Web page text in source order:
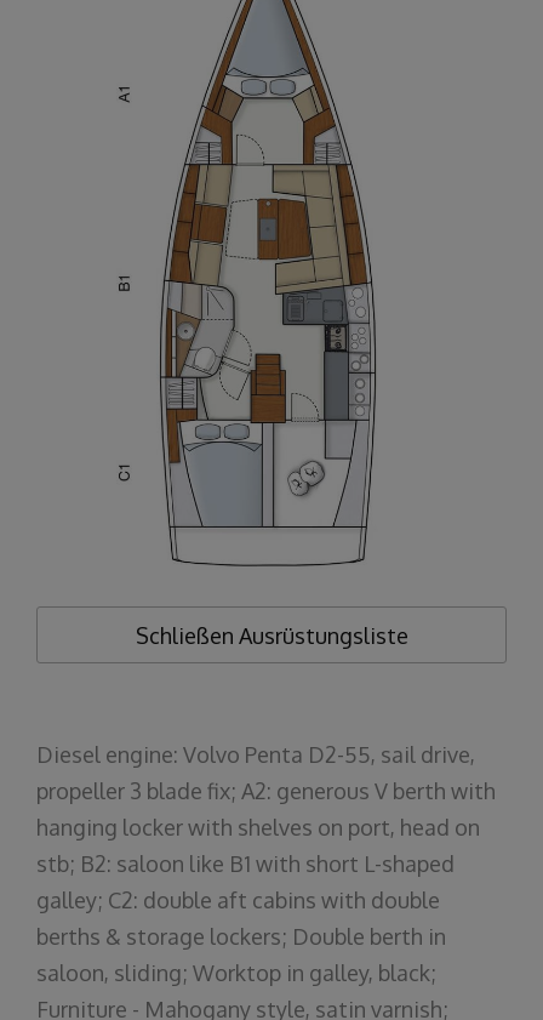
Schließen Ausrüstungsliste
Diesel engine: Volvo Penta D2-55, sail drive,
propeller 3 blade fix; A2: generous V berth with
hanging locker with shelves on port, head on
stb; B2: saloon like B1 with short L-shaped
galley; C2: double aft cabins with double
berths & storage lockers; Double berth in
saloon, sliding; Worktop in galley, black;
Furniture - Mahogany style, satin varnish;